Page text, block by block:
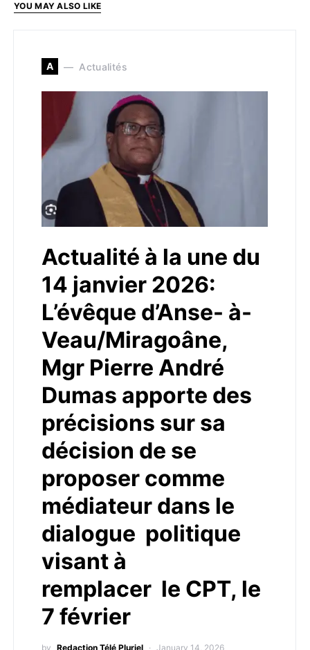
YOU MAY ALSO LIKE
A Actualités
Actualité à la une du
14 janvier 2026:
L’évêque d’Anse- à-
Veau/Miragoâne,
Mgr Pierre André
Dumas apporte des
précisions sur sa
décision de se
proposer comme
médiateur dans le
dialogue politique
visant à
remplacer le CPT, le
7 février
by Redaction Télé Pluriel January 14, 2026